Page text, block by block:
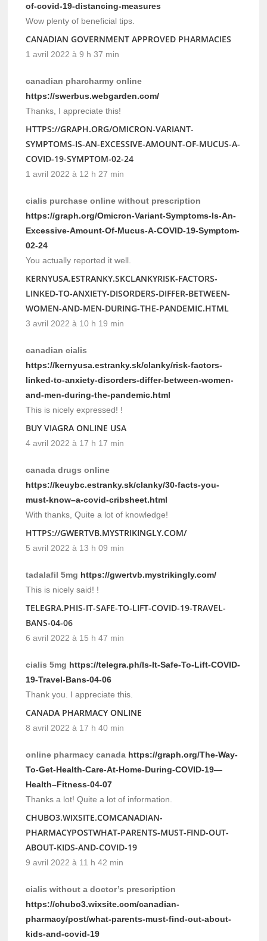
of-covid-19-distancing-measures
Wow plenty of beneficial tips.
CANADIAN GOVERNMENT APPROVED PHARMACIES
1 avril 2022 à 9 h 37 min
canadian pharcharmy online
https://swerbus.webgarden.com/
Thanks, I appreciate this!
HTTPS://GRAPH.ORG/OMICRON-VARIANT-
SYMPTOMS-IS-AN-EXCESSIVE-AMOUNT-OF-MUCUS-A-
COVID-19-SYMPTOM-02-24
1 avril 2022 à 12 h 27 min
cialis purchase online without prescription
https://graph.org/Omicron-Variant-Symptoms-Is-An-
Excessive-Amount-Of-Mucus-A-COVID-19-Symptom-
02-24
You actually reported it well.
KERNYUSA.ESTRANKY.SKCLANKYRISK-FACTORS-
LINKED-TO-ANXIETY-DISORDERS-DIFFER-BETWEEN-
WOMEN-AND-MEN-DURING-THE-PANDEMIC.HTML
3 avril 2022 à 10 h 19 min
canadian cialis
https://kernyusa.estranky.sk/clanky/risk-factors-
linked-to-anxiety-disorders-differ-between-women-
and-men-during-the-pandemic.html
This is nicely expressed! !
BUY VIAGRA ONLINE USA
4 avril 2022 à 17 h 17 min
canada drugs online
https://keuybc.estranky.sk/clanky/30-facts-you-
must-know–a-covid-cribsheet.html
With thanks, Quite a lot of knowledge!
HTTPS://GWERTVB.MYSTRIKINGLY.COM/
5 avril 2022 à 13 h 09 min
tadalafil 5mg https://gwertvb.mystrikingly.com/
This is nicely said! !
TELEGRA.PHIS-IT-SAFE-TO-LIFT-COVID-19-TRAVEL-
BANS-04-06
6 avril 2022 à 15 h 47 min
cialis 5mg https://telegra.ph/Is-It-Safe-To-Lift-COVID-
19-Travel-Bans-04-06
Thank you. I appreciate this.
CANADA PHARMACY ONLINE
8 avril 2022 à 17 h 40 min
online pharmacy canada https://graph.org/The-Way-
To-Get-Health-Care-At-Home-During-COVID-19—
Health–Fitness-04-07
Thanks a lot! Quite a lot of information.
CHUBO3.WIXSITE.COMCANADIAN-
PHARMACYPOSTWHAT-PARENTS-MUST-FIND-OUT-
ABOUT-KIDS-AND-COVID-19
9 avril 2022 à 11 h 42 min
cialis without a doctor’s prescription
https://chubo3.wixsite.com/canadian-
pharmacy/post/what-parents-must-find-out-about-
kids-and-covid-19